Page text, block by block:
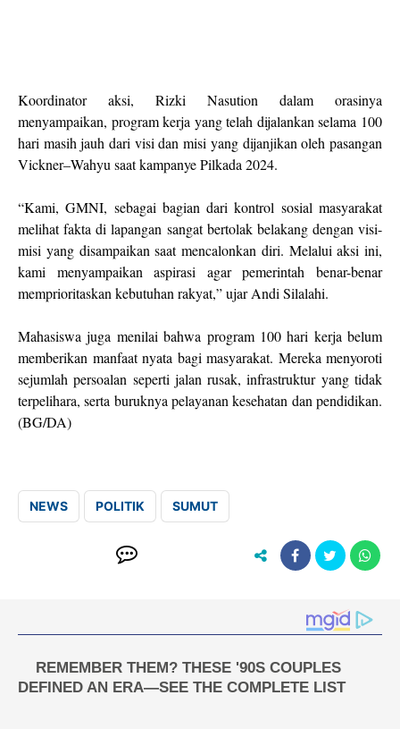
Koordinator aksi, Rizki Nasution dalam orasinya
menyampaikan, program kerja yang telah dijalankan selama 100
hari masih jauh dari visi dan misi yang dijanjikan oleh pasangan
Vickner–Wahyu saat kampanye Pilkada 2024.
“Kami, GMNI, sebagai bagian dari kontrol sosial masyarakat
melihat fakta di lapangan sangat bertolak belakang dengan visi-
misi yang disampaikan saat mencalonkan diri. Melalui aksi ini,
kami menyampaikan aspirasi agar pemerintah benar-benar
memprioritaskan kebutuhan rakyat,” ujar Andi Silalahi.
Mahasiswa juga menilai bahwa program 100 hari kerja belum
memberikan manfaat nyata bagi masyarakat. Mereka menyoroti
sejumlah persoalan seperti jalan rusak, infrastruktur yang tidak
terpelihara, serta buruknya pelayanan kesehatan dan pendidikan.
(BG/DA)
NEWS POLITIK SUMUT